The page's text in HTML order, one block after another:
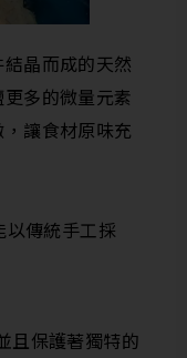
晶而成的天然
多的微量元素
讓食材原味充
以傳統手工採
且保護著獨特的